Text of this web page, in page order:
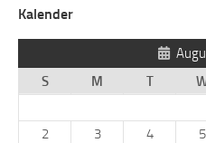
Kalender
S
M T
2
3 4 5